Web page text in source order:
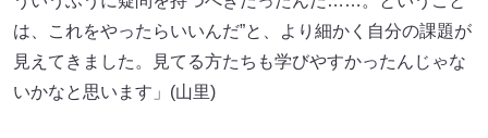
は、これをやったらいいんだ”と、より細かく自分の課題が
見えてきました。見てる方たちも学びやすかったんじゃな
いかなと思います」(山里)